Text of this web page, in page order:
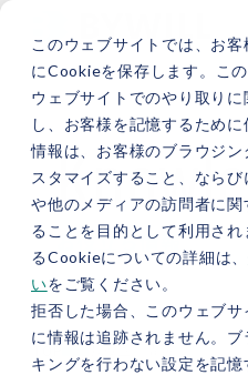
このウェブサイトでは、お
にCookieを保存します。こ
ウェブサイトでのやり取り
し、お客様を記憶するため
情報は、お客様のブラウジン
スタマイズすること、なら
や他のメディアの訪問者に
ることを目的として利用さ
るCookieについての詳細は、
いをご覧ください。
拒否した場合、このウェブサ
に情報は追跡されません。
キングを行わない設定を記
お役立ち情報
TOP お役立ち情報